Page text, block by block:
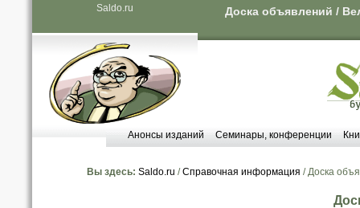
Saldo.ru Доска объявлений /
Анонсы изданий Семинары, конференции
Вы здесь: Saldo.ru /Справочная информация / Доска